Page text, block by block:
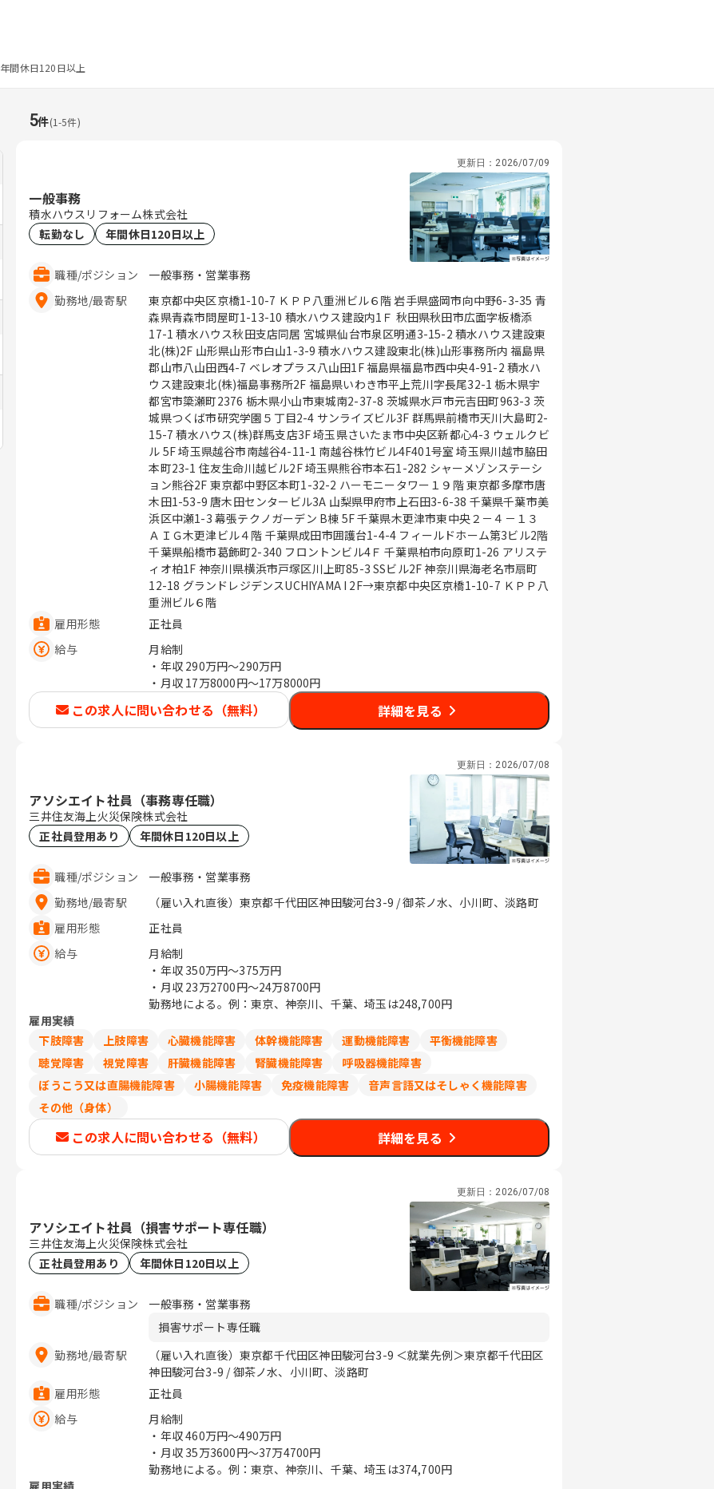
年間休日120日以上
5件(1-5件)
更新日： 2026/07/09
一般事務
積水ハウスリフォーム株式会社
転勤なし
年間休日120日以上
職種/ポジション
一般事務・営業事務
勤務地/最寄駅
東京都中央区京橋1-10-7 ＫＰＰ八重洲ビル６階 岩手県盛岡市向中野6-3-35 青
森県青森市問屋町1-13-10 積水ハウス建設内1Ｆ 秋田県秋田市広面字板橋添
17-1 積水ハウス秋田支店同居 宮城県仙台市泉区明通3-15-2 積水ハウス建設東
北(株)2F 山形県山形市白山1-3-9 積水ハウス建設東北(株)山形事務所内 福島県
郡山市八山田西4-7 ベレオプラス八山田1F 福島県福島市西中央4-91-2 積水ハ
ウス建設東北(株)福島事務所2F 福島県いわき市平上荒川字長尾32-1 栃木県宇
都宮市簗瀬町2376 栃木県小山市東城南2-37-8 茨城県水戸市元吉田町963-3 茨
城県つくば市研究学園５丁目2-4 サンライズビル3F 群馬県前橋市天川大島町2-
15-7 積水ハウス(株)群馬支店3F 埼玉県さいたま市中央区新都心4-3 ウェルクビ
ル 5F 埼玉県越谷市南越谷4-11-1 南越谷株竹ビル4F401号室 埼玉県川越市脇田
本町23-1 住友生命川越ビル2F 埼玉県熊谷市本石1-282 シャーメゾンステーシ
ョン熊谷2F 東京都中野区本町1-32-2 ハーモニータワー１９階 東京都多摩市唐
木田1-53-9 唐木田センタービル3A 山梨県甲府市上石田3-6-38 千葉県千葉市美
浜区中瀬1-3 幕張テクノガーデン B棟 5F 千葉県木更津市東中央２－４－１３
ＡＩＧ木更津ビル４階 千葉県成田市囲護台1-4-4 フィールドホーム第3ビル2階
千葉県船橋市葛飾町2-340 フロントンビル4Ｆ 千葉県柏市向原町1-26 アリステ
ィオ柏1F 神奈川県横浜市戸塚区川上町85-3 SSビル2F 神奈川県海老名市扇町
12-18 グランドレジデンスUCHIYAMA I 2F→東京都中央区京橋1-10-7 ＫＰＰ八
重洲ビル６階
雇用形態
正社員
給与
月給制
・年収 290万円〜290万円
・月収 17万8000円〜17万8000円
この求人に問い合わせる（無料） 詳細を見る
更新日： 2026/07/08
アソシエイト社員（事務専任職）
三井住友海上火災保険株式会社
正社員登用あり
年間休日120日以上
職種/ポジション
一般事務・営業事務
勤務地/最寄駅
（雇い入れ直後）東京都千代田区神田駿河台3-9 / 御茶ノ水、小川町、淡路町
雇用形態
正社員
給与
月給制
・年収 350万円〜375万円
・月収 23万2700円〜24万8700円
勤務地による。例：東京、神奈川、千葉、埼玉は248,700円
雇用実績
下肢障害
上肢障害 心臓機能障害 体幹機能障害 運動機能障害
平衡機能障害
聴覚障害
視覚障害 肝臓機能障害 腎臓機能障害
呼吸器機能障害
ぼうこう又は直腸機能障害
小腸機能障害 免疫機能障害
音声言語又はそしゃく機能障害
その他（身体）
この求人に問い合わせる（無料） 詳細を見る
更新日： 2026/07/08
アソシエイト社員（損害サポート専任職）
三井住友海上火災保険株式会社
正社員登用あり
年間休日120日以上
職種/ポジション
一般事務・営業事務
損害サポート専任職
勤務地/最寄駅
（雇い入れ直後）東京都千代田区神田駿河台3-9 ＜就業先例＞東京都千代田区
神田駿河台3-9 / 御茶ノ水、小川町、淡路町
雇用形態
正社員
給与
月給制
・年収460万円〜490万円
・月収 35万3600円〜37万4700円
勤務地による。例：東京、神奈川、千葉、埼玉は374,700円
雇用実績